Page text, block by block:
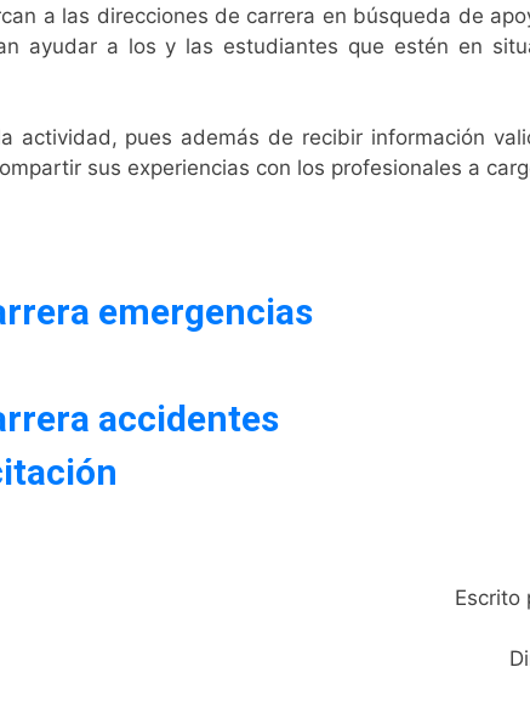
a las direcciones de carrera en búsqueda de
ayudar a los y las estudiantes que estén en
actividad, pues además de recibir información
sus experiencias con los profesionales a
emergencias
accidentes
Escrito